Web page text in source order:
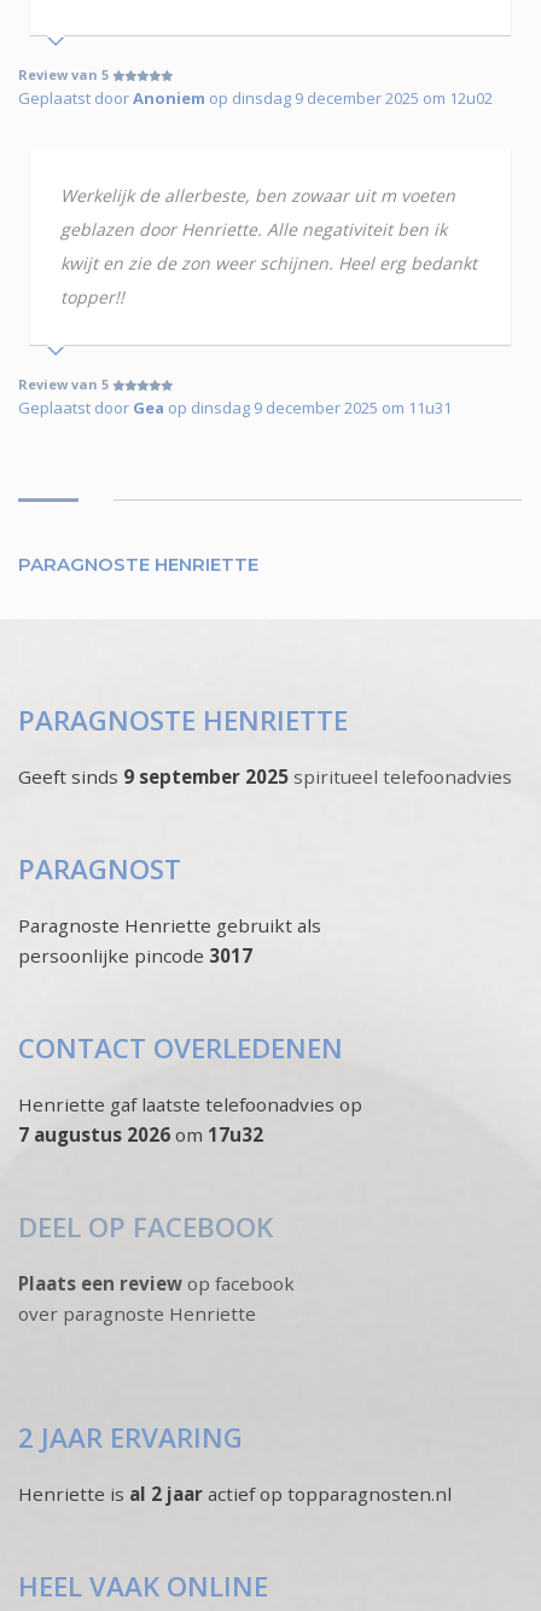
Review van 5
Geplaatst doorAnoniem op dinsdag 9 december 2025 om 12u02
Werkelijk de allerbeste, ben zowaar uit m voeten
geblazen door Henriette. Alle negativiteit ben ik
kwijt en zie de zon weer schijnen. Heel erg bedankt
topper!!
Review van 5
Geplaatst door Gea op dinsdag 9 december 2025 om 11u31
PARAGNOSTE HENRIETTE
PARAGNOSTE HENRIETTE
Geeft sinds 9 september 2025 spiritueel telefoonadvies
PARAGNOST
Paragnoste Henriette gebruikt als
persoonlijke pincode 3017
CONTACT OVERLEDENEN
Henriette gaf laatste telefoonadvies op
7 augustus 2026 om 17u32
DEEL OP FACEBOOK
Plaats een review op facebook
over paragnoste Henriette
2 JAAR ERVARING
Henriette is al 2 jaar actief op topparagnosten.nl
HEEL VAAK ONLINE